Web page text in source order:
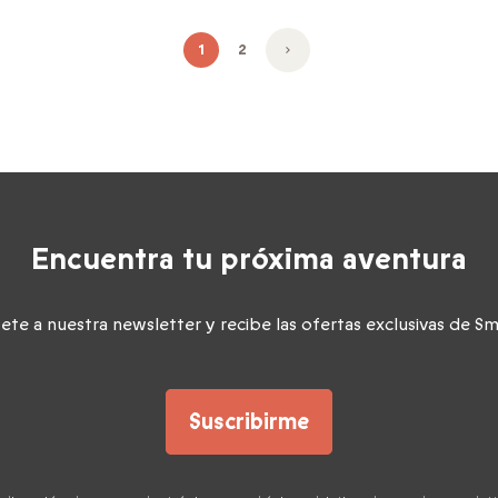
1 2
Encuentra tu próxima aventura
a nuestra newsletter y recibe las ofertas exclusivas de
Suscribirme